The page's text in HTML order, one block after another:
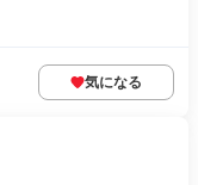
気になる